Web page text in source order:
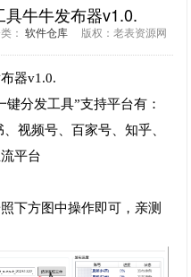
牛牛发布器v1.0.
： 软件仓库版权：老表资源网
器v1.0.
分发工具”支持平台有：
视频号、百家号、知乎、
平台
下方图中操作即可，亲测